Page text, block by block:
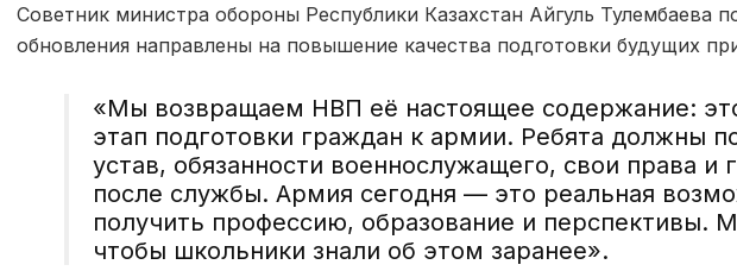
Советник министра обороны Республики Казахстан Айгуль Тулембаева
обновления направлены на повышение качества подготовки будущих
«Мы возвращаем НВП её настоящее содержание:
этап подготовки граждан к армии. Ребята должны
устав, обязанности военнослужащего, свои права и
после службы. Армия сегодня — это реальная
получить профессию, образование и перспективы.
чтобы школьники знали об этом заранее».